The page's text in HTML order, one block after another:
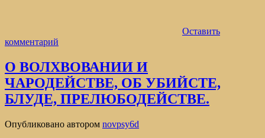
Оставить
комментарий
О ВОЛХВОВАНИИ И
ЧАРОДЕЙСТВЕ, ОБ УБИЙСТЕ,
БЛУДЕ, ПРЕЛЮБОДЕЙСТВЕ.
Опубликовано автором novpsy6d